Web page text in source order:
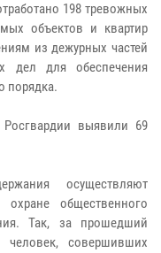
198 тревожных
объектов и квартир
из дежурных частей
дел для обеспечения
порядка.
Росгвардии выявили 69
осуществляют
общественного
Так, за прошедший
совершивших